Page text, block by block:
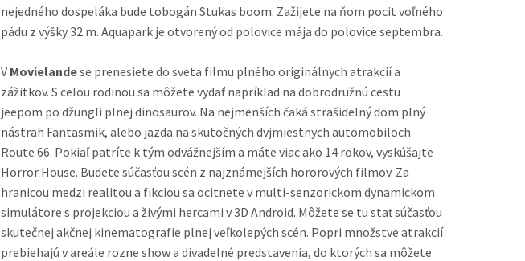
nejedného dospeláka bude tobogán Stukas boom. Zažijete na ňom pocit voľného
pádu z výšky 32 m. Aquapark je otvorený od polovice mája do polovice septembra.
V Movielandese prenesiete do sveta filmu plného originálnych atrakcií a
zážitkov. S celou rodinou sa môžete vydať napríklad na dobrodružnú cestu
jeepom po džungli plnej dinosaurov. Na nejmenších čaká strašidelný dom plný
nástrah Fantasmik, alebo jazda na skutočných dvjmiestnych automobiloch
Route 66. Pokiaľ patríte k tým odvážnejším a máte viac ako 14 rokov, vyskúšajte
Horror House. Budete súčasťou scén z najznámejších hororových filmov. Za
hranicou medzi realitou a fikciou sa ocitnete v multi-senzorickom dynamickom
simulátore s projekciou a živými hercami v 3D Android. Môžete se tu stať súčasťou
skutečnej akčnej kinematografie plnej veľkolepých scén. Popri množstve atrakcií
prebiehajú v areále rozne show a divadelné predstavenia, do ktorých sa môžete